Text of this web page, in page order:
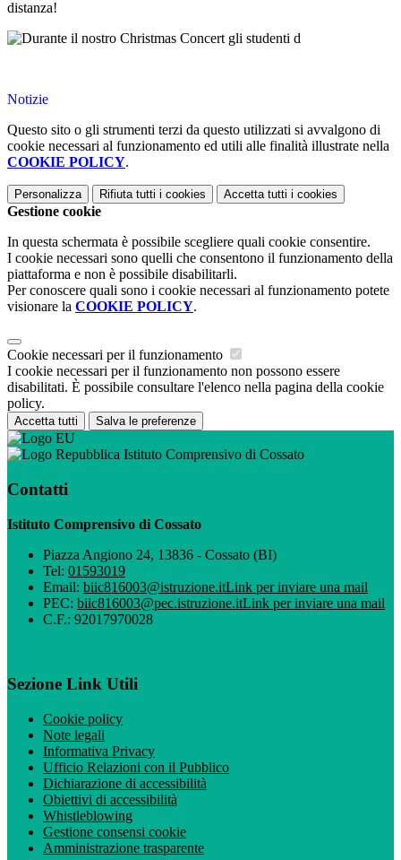
distanza!
Notizie
Questo sito o gli strumenti terzi da questo utilizzati si avvalgono di
cookie necessari al funzionamento ed utili alle finalità illustrate nella
COOKIE POLICY.
Personalizza Rifiuta tutti i cookies Accetta tutti i cookies
Gestione cookie
In questa schermata è possibile scegliere quali cookie consentire.
I cookie necessari sono quelli che consentono il funzionamento della
piattaforma e non è possibile disabilitarli.
Per conoscere quali sono i cookie necessari al funzionamento potete
visionare la COOKIE POLICY.
Cookie necessari per il funzionamento
I cookie necessari per il funzionamento non possono essere
disabilitati. È possibile consultare l'elenco nella pagina della cookie
policy.
Accetta tutti Salva le preferenze
Istituto Comprensivo di Cossato
Contatti
Istituto Comprensivo di Cossato
Piazza Angiono 24, 13836 - Cossato (BI)
Tel: 01593019
Email: biic816003@istruzione.itLink per inviare una mail
PEC: biic816003@pec.istruzione.itLink per inviare una mail
C.F.: 92017970028
Sezione Link Utili
Cookie policy
Note legali
Informativa Privacy
Ufficio Relazioni con il Pubblico
Dichiarazione di accessibilità
Obiettivi di accessibilità
Whistleblowing
Gestione consensi cookie
Amministrazione trasparente